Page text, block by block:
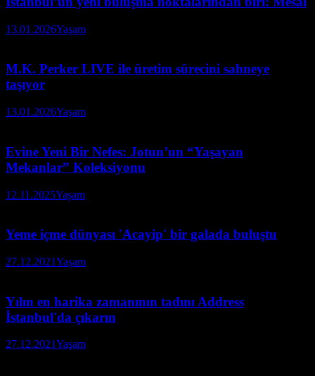
13.01.2026Yaşam
M.K. Perker LIVE ile üretim sürecini sahneye
taşıyor
13.01.2026Yaşam
Evine Yeni Bir Nefes: Jotun’un “Yaşayan
Mekanlar” Koleksiyonu
12.11.2025Yaşam
Yeme içme dünyası 'Acayip' bir galada buluştu
27.12.2021Yaşam
Yılın en harika zamanının tadını Address
İstanbul'da çıkarın
27.12.2021Yaşam